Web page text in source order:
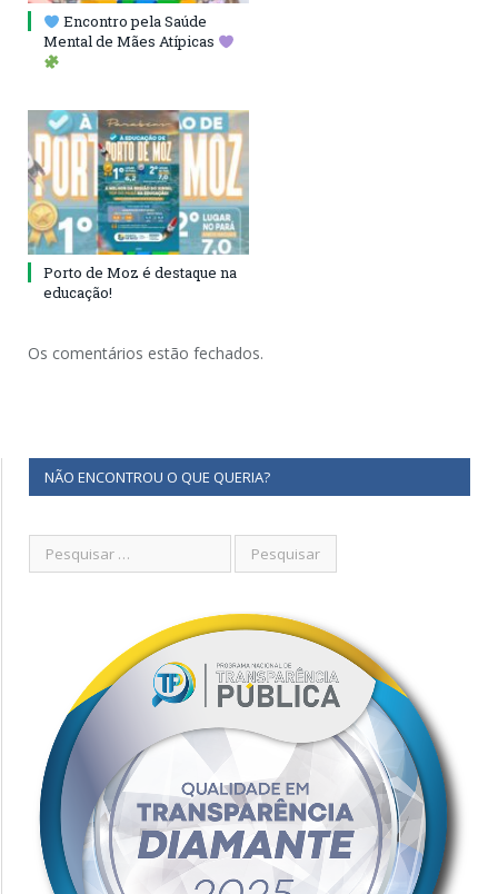
Encontro pela Saúde
Mental de Mães Atípicas
Porto de Moz é destaque na
educação!
Os comentários estão fechados.
NÃO ENCONTROU O QUE QUERIA?